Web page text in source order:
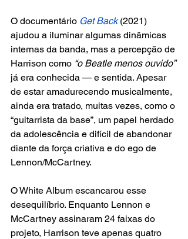
O documentário Get Back (2021)
ajudou a iluminar algumas dinâmicas
internas da banda, mas a percepção de
Harrison como “o Beatle menos ouvido”
já era conhecida — e sentida. Apesar
de estar amadurecendo musicalmente,
ainda era tratado, muitas vezes, como o
“guitarrista da base”, um papel herdado
da adolescência e difícil de abandonar
diante da força criativa e do ego de
Lennon/McCartney.
O White Album escancarou esse
desequilíbrio. Enquanto Lennon e
McCartney assinaram 24 faixas do
projeto, Harrison teve apenas quatro